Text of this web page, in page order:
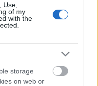
Use,
of my
with the
storage
on web or
den sista timmen.
göra några stora
fram till nu har
Persson som
flera tillfällen